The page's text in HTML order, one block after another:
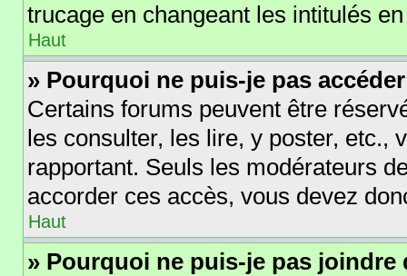
trucage en changeant les intitulés
Haut
» Pourquoi ne puis-je pas
Certains forums peuvent être
les consulter, les lire, y poster, etc.,
rapportant. Seuls les modérateurs
accorder ces accès, vous devez
Haut
» Pourquoi ne puis-je pas joindre